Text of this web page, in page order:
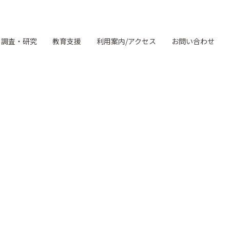
調査・研究 教育支援 利用案内/アクセス お問い合わせ